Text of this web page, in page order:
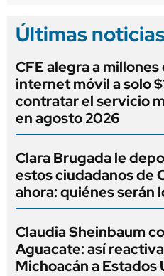
Últimas
CFE alegra a
internet móvil a solo
contratar el servicio
en agosto 2026
Clara Brugada le
estos ciudadanos de
ahora: quiénes serán
Claudia Sheinbaum
Aguacate: así
Michoacán a Estados